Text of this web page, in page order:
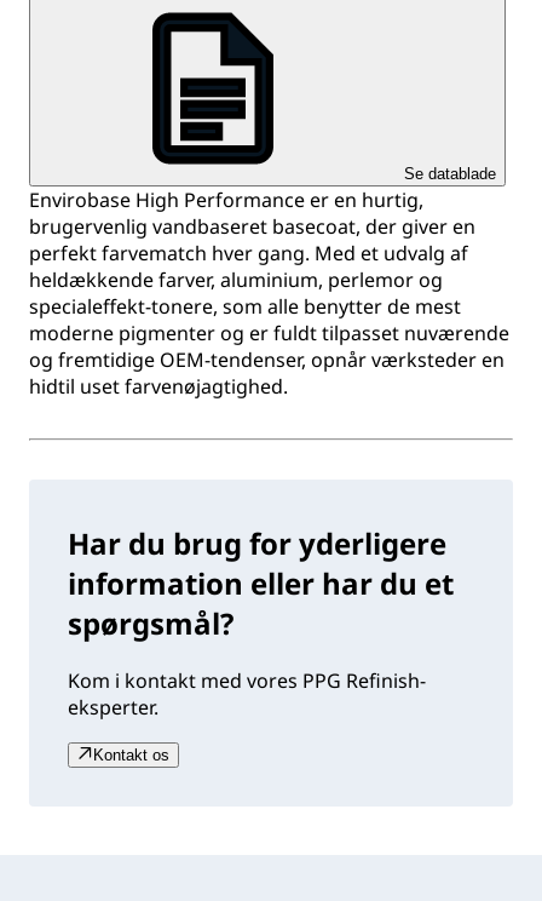
Se datablade
Envirobase High Performance er en hurtig,
brugervenlig vandbaseret basecoat, der giver en
perfekt farvematch hver gang. Med et udvalg af
heldækkende farver, aluminium, perlemor og
specialeffekt-tonere, som alle benytter de mest
moderne pigmenter og er fuldt tilpasset nuværende
og fremtidige OEM-tendenser, opnår værksteder en
hidtil uset farvenøjagtighed.
Har du brug for yderligere
information eller har du et
spørgsmål?
Kom i kontakt med vores PPG Refinish-
eksperter.
Kontakt os